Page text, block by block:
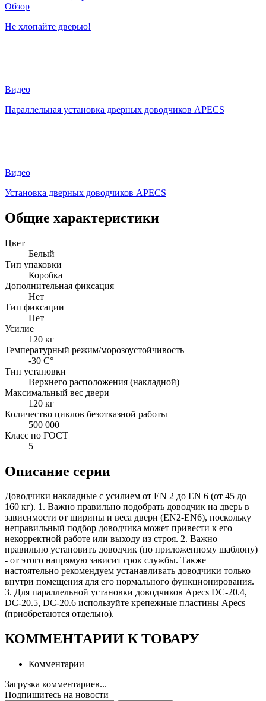
Обзор
Не хлопайте дверью!
Видео
Параллельная установка дверных доводчиков APECS
Видео
Установка дверных доводчиков APECS
Общие характеристики
Цвет
Белый
Тип упаковки
Коробка
Дополнительная фиксация
Нет
Тип фиксации
Нет
Усилие
120 кг
Температурный режим/морозоустойчивость
-30 C°
Тип установки
Верхнего расположения (накладной)
Максимальный вес двери
120 кг
Количество циклов безотказной работы
500 000
Класс по ГОСТ
5
Описание серии
Доводчики накладные с усилием от EN 2 до EN 6 (от 45 до
160 кг). 1. Важно правильно подобрать доводчик на дверь в
зависимости от ширины и веса двери (EN2-EN6), поскольку
неправильный подбор доводчика может привести к его
некорректной работе или выходу из строя. 2. Важно
правильно установить доводчик (по приложенному шаблону)
- от этого напрямую зависит срок службы. Также
настоятельно рекомендуем устанавливать доводчики только
внутри помещения для его нормального функционирования.
3. Для параллельной установки доводчиков Apecs DC-20.4,
DC-20.5, DC-20.6 используйте крепежные пластины Apecs
(приобретаются отдельно).
КОММЕНТАРИИ К ТОВАРУ
Комментарии
Загрузка комментариев...
Подпишитесь на новости